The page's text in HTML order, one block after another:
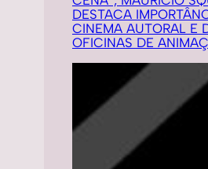
DESTACA
CINEMA AUTORAL E
OFICINAS DE